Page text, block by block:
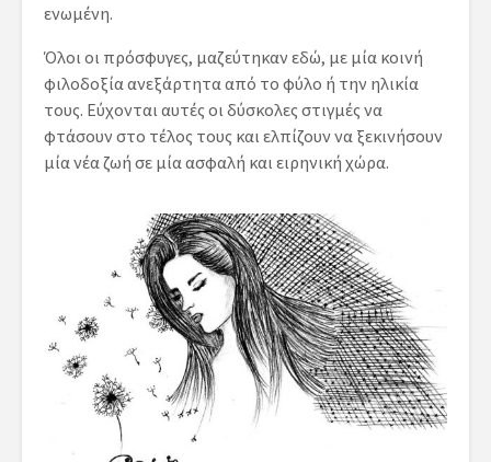
ενωμένη.
Όλοι οι πρόσφυγες, μαζεύτηκαν εδώ, με μία κοινή
φιλοδοξία ανεξάρτητα από το φύλο ή την ηλικία
τους. Εύχονται αυτές οι δύσκολες στιγμές να
φτάσουν στο τέλος τους και ελπίζουν να ξεκινήσουν
μία νέα ζωή σε μία ασφαλή και ειρηνική χώρα.